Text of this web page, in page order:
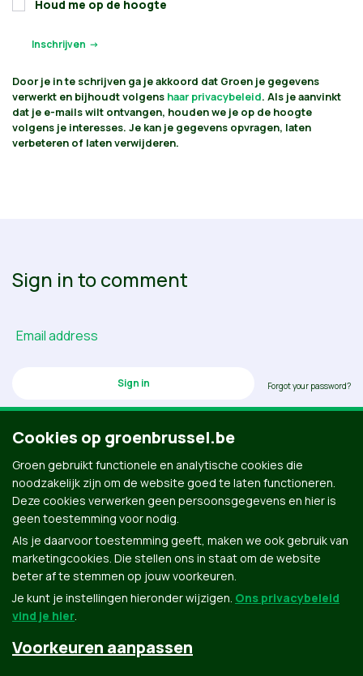
Houd me op de hoogte
Door je in te schrijven ga je akkoord dat Groen je gegevens
verwerkt en bijhoudt volgens haar privacybeleid. Als je aanvinkt
dat je e-mails wilt ontvangen, houden we je op de hoogte
volgens je interesses. Je kan je gegevens opvragen, laten
verbeteren of laten verwijderen.
Sign in to comment
Email address
Forgot your password?
Don’t have an account? Click here to create one.
Groen.be
Cookies op groenbrussel.be
Groen gebruikt functionele en analytische cookies die
noodzakelijk zijn om de website goed te laten functioneren.
Deze cookies verwerken geen persoonsgegevens en hier is
geen toestemming voor nodig.
Als je daarvoor toestemming geeft, maken we ook gebruik van
marketingcookies. Die stellen ons in staat om de website
beter af te stemmen op jouw voorkeuren.
Je kunt je instellingen hieronder wijzigen. Ons privacybeleid
vind je hier.
Voorkeuren aanpassen